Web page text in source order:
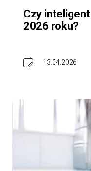
Czy
2026 roku?
13.04.2026